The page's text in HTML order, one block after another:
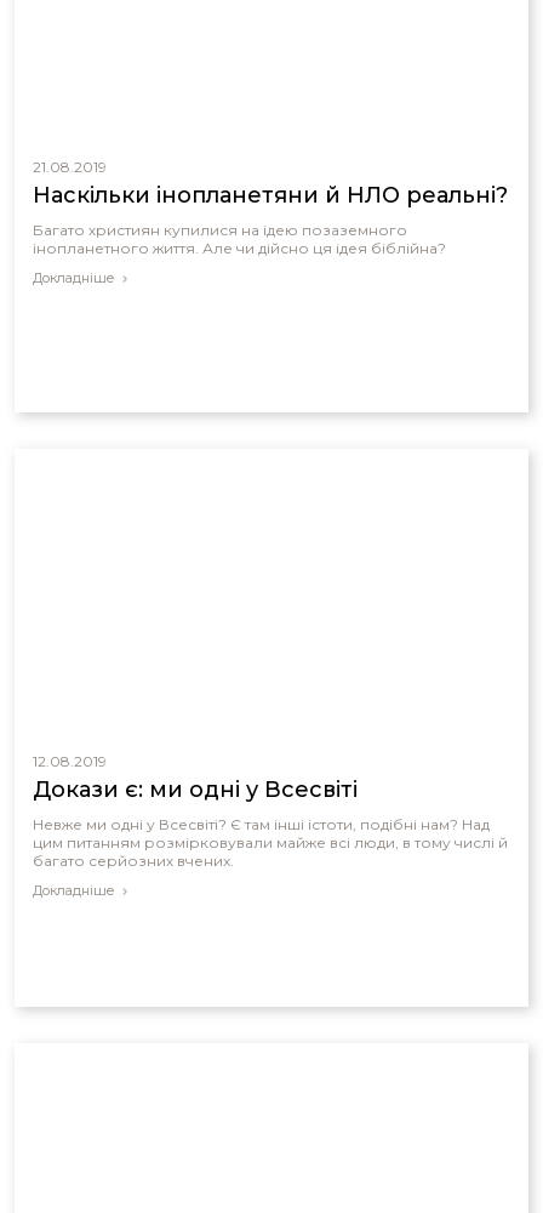
21.08.2019
Наскільки інопланетяни й НЛО реальні?
Багато християн купилися на ідею позаземного
інопланетного життя. Але чи дійсно ця ідея біблійна?
Докладніше
12.08.2019
Докази є: ми одні у Всесвіті
Невже ми одні у Всесвіті? Є там інші істоти, подібні нам? Над
цим питанням розмірковували майже всі люди, в тому числі й
багато серйозних вчених.
Докладніше